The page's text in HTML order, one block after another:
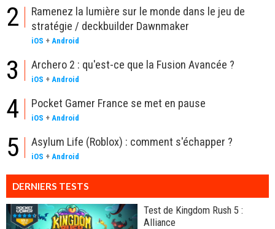
2
Ramenez la lumière sur le monde dans le jeu de
stratégie / deckbuilder Dawnmaker
iOS + Android
3 Archero 2 : qu'est-ce que la Fusion Avancée ?
iOS + Android
4 Pocket Gamer France se met en pause
iOS + Android
5 Asylum Life (Roblox) : comment s'échapper ?
iOS + Android
DERNIERS TESTS
Test de Kingdom Rush 5 :
Alliance